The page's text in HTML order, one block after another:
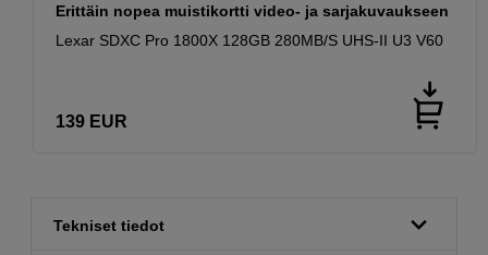
Erittäin nopea muistikortti video- ja sarjakuvaukseen
Lexar SDXC Pro 1800X 128GB 280MB/S UHS-II U3 V60
139 EUR
Tekniset tiedot